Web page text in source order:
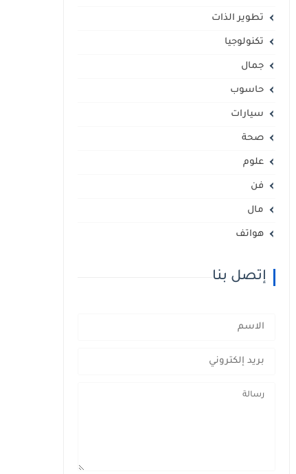
تطوير الذات
تكنولوجيا
جمال
حاسوب
سيارات
صحة
علوم
فن
مال
هواتف
إتصل بنا